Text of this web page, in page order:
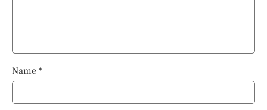
Name *